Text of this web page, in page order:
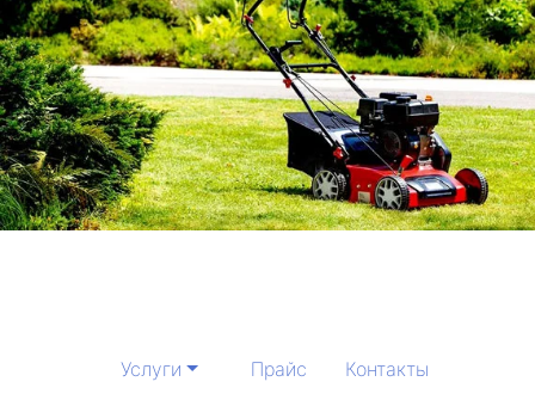
Услуги Прайс Контакты